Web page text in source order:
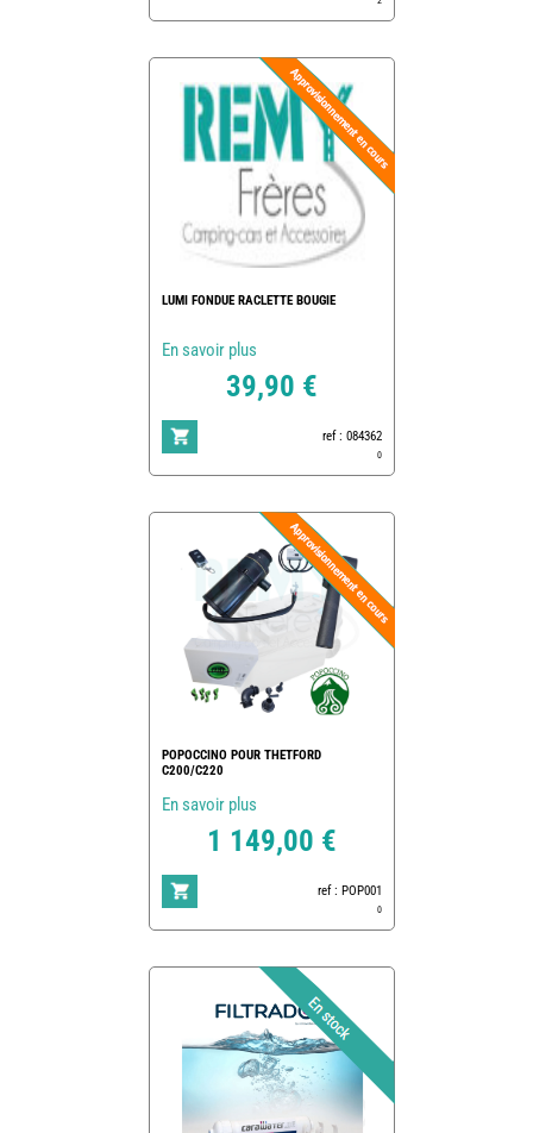
LUMI FONDUE RACLETTE BOUGIE
En savoir plus
39,90 €
ref : 084362
0
POPOCCINO POUR THETFORD
C200/C220
En savoir plus
1 149,00 €
ref : POP001
0